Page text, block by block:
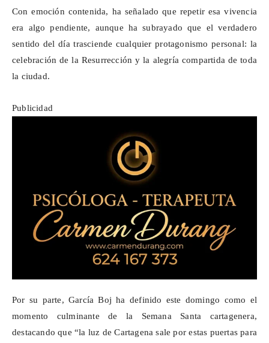
Con emoción contenida, ha señalado que repetir esa vivencia
era algo pendiente, aunque ha subrayado que el verdadero
sentido del día trasciende cualquier protagonismo personal: la
celebración de la Resurrección y la alegría compartida de toda
la ciudad.
Publicidad
Por su parte, García Boj ha definido este domingo como el
momento culminante de la Semana Santa cartagenera,
destacando que “la luz de Cartagena sale por estas puertas para